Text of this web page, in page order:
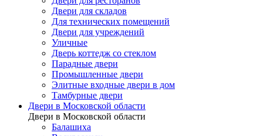
Двери для складов
Для технических помещений
Двери для учреждений
Уличные
Дверь коттедж со стеклом
Парадные двери
Промышленные двери
Элитные входные двери в дом
Тамбурные двери
Двери в Московской области
Двери в Московской области
Балашиха